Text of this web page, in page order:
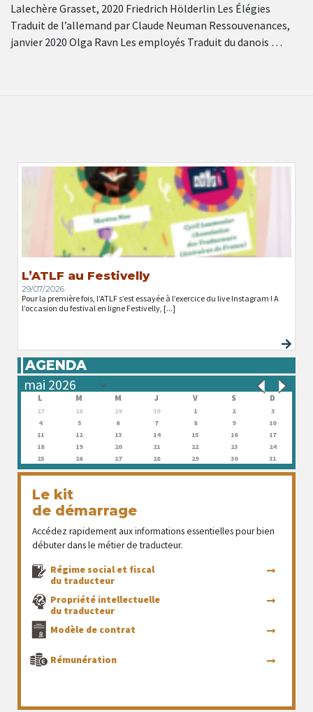
Lalechère Grasset, 2020 Friedrich Hölderlin Les Élégies
Traduit de l’allemand par Claude Neuman Ressouvenances,
janvier 2020 Olga Ravn Les employés Traduit du danois …
L’ATLF au Festivelly
29/07/2026
Pour la première fois, l’ATLF s’est essayée à l’exercice du live Instagram ! A
l’occasion du festival en ligne Festivelly, [...]
AGENDA
L M M J V S D
27 28 29 30 1 2
3
4
5 6 7 8 9
10
11
12 13 14 15 16
17
18
19 20 21 22 23
24
25
26 27 28 29 30 31
Le kit
de démarrage
Accédez rapidement aux informations essentielles pour bien
débuter dans le métier de traducteur.
Régime social et fiscal
du traducteur
Propriété intellectuelle
du traducteur
Modèle de contrat
Rémunération